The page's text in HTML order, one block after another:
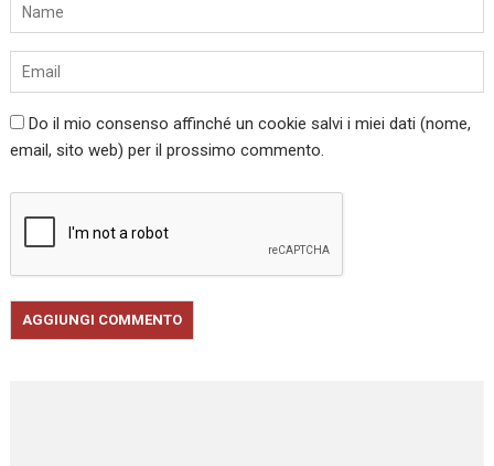
Do il mio consenso affinché un cookie salvi i miei dati (nome,
email, sito web) per il prossimo commento.